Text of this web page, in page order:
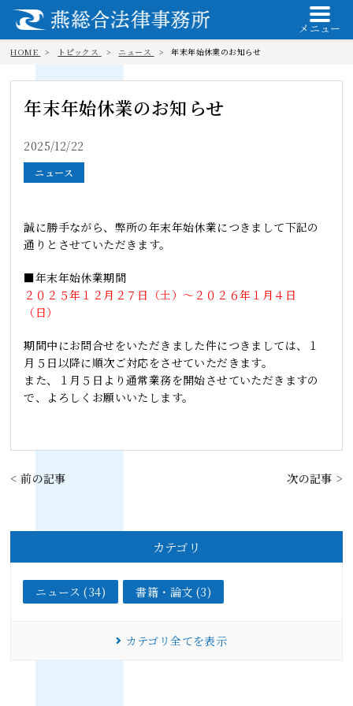
メニュー
HOME トピックス ニュース 年末年始休業のお知らせ
年末年始休業のお知らせ
2025/12/22
ニュース
誠に勝手ながら、弊所の年末年始休業につきまして下記の
通りとさせていただきます。
■年末年始休業期間
２０２５年１２月２７日（土）～２０２６年１月４日
（日）
期間中にお問合せをいただきました件につきましては、１
月５日以降に順次ご対応をさせていただきます。
また、１月５日より通常業務を開始させていただきますの
で、よろしくお願いいたします。
< 前の記事 次の記事 >
カテゴリ
ニュース (34) 書籍・論文 (3)
カテゴリ全てを表示